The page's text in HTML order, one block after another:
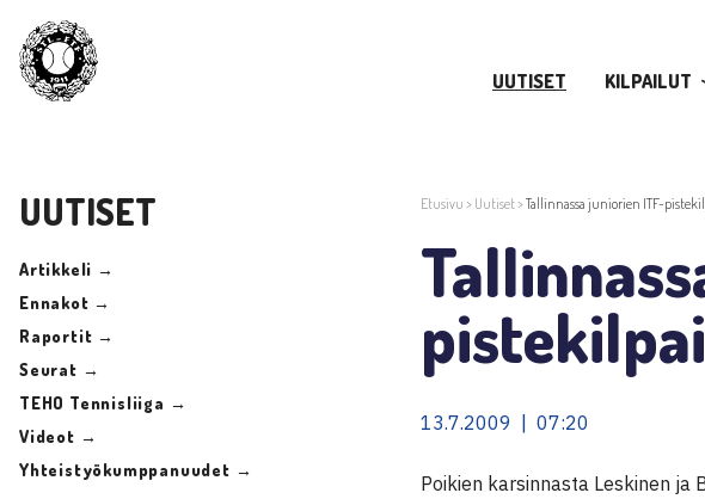
UUTISET
KILPAILUT
UUTISET
Artikkeli →
Ennakot →
Raportit →
Seurat →
TEHO Tennisliiga →
Videot →
Yhteistyökumppanuudet →
Etusivu > Uutiset>Tallinnassa juniorien ITF-
13.7.2009 | 07:20
Poikien karsinnasta Leskinen ja